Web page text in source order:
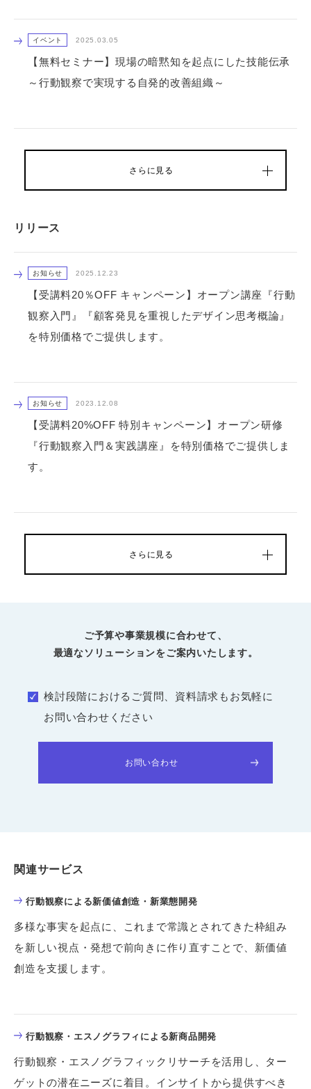
イベント 2025.03.05
【無料セミナー】現場の暗黙知を起点にした技能伝承
～行動観察で実現する自発的改善組織～
さらに見る
リリース
お知らせ 2025.12.23
【受講料20％OFF キャンペーン】オープン講座『行動
観察入門』『顧客発見を重視したデザイン思考概論』
を特別価格でご提供します。
お知らせ 2023.12.08
【受講料20%OFF 特別キャンペーン】オープン研修
『行動観察入門＆実践講座』を特別価格でご提供しま
す。
さらに見る
ご予算や事業規模に合わせて、
最適なソリューションをご案内いたします。
検討段階におけるご質問、資料請求もお気軽に
お問い合わせください
お問い合わせ
関連サービス
行動観察による新価値創造・新業態開発
多様な事実を起点に、これまで常識とされてきた枠組み
を新しい視点・発想で前向きに作り直すことで、新価値
創造を支援します。
行動観察・エスノグラフィによる新商品開発
行動観察・エスノグラフィックリサーチを活用し、ター
ゲットの潜在ニーズに着目。インサイトから提供すべき